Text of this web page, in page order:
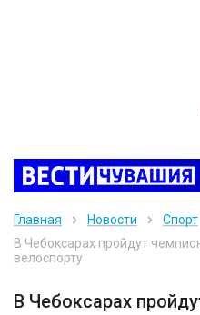
Главная Новости
Спорт
В Чебоксарах пройдут
велоспорту
В Чебоксарах